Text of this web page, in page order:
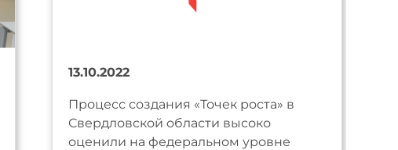
13.10.2022
Процесс создания «Точек роста» в
Свердловской области высоко
оценили на федеральном уровне